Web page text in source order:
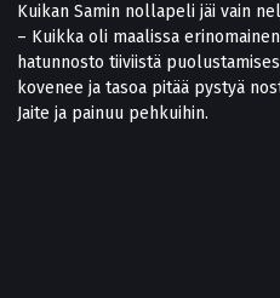
Kuikan Samin nollapeli jäi vain
– Kuikka oli maalissa
hatunnosto tiiviistä
kovenee ja tasoa pitää pystyä
Jaite ja painuu pehkuihin.